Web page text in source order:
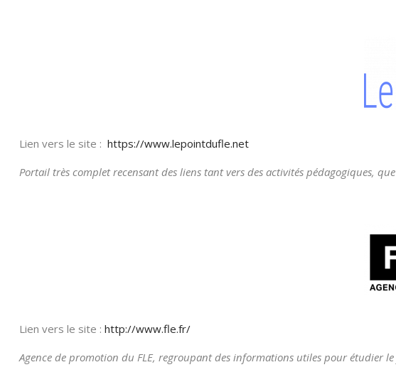
Lien vers le site : https://www.lepointdufle.net
Portail très complet recensant des liens tant vers des activités pédagogiques,
Lien vers le site : http://www.fle.fr/
Agence de promotion du FLE, regroupant des informations utiles pour étudier